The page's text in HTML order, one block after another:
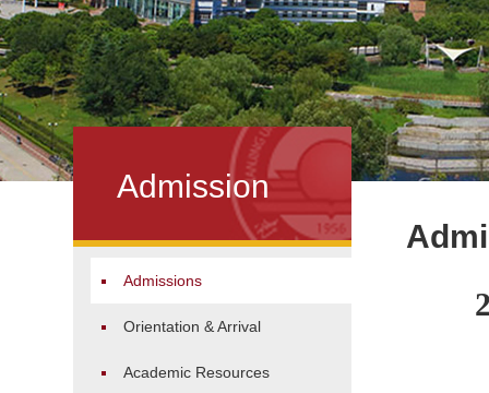
Admission
Admissions
Orientation & Arrival
Academic Resources